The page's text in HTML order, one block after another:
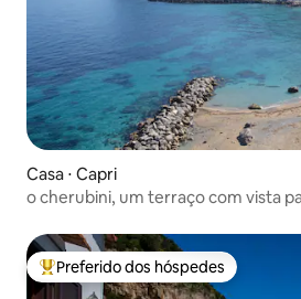
Casa ⋅ Capri
o cherubini, um terraço com vista
Entre os melhores preferidos dos
Preferido dos hóspedes